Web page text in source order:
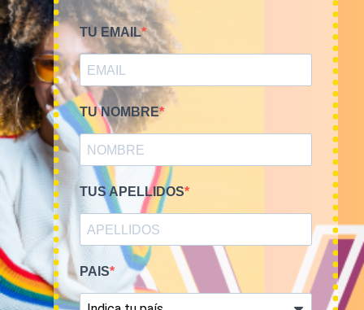
Smile Vintage es una empresa mayorista con una amplia
trayectoria internacional que cuenta con un equipo
experimentado y especializado en el sector de la moda.
MI CUENTA
ACCESO A MI CUENTA
TU EMAIL
TU NOMBRE
TUS APELLIDOS
PAIS